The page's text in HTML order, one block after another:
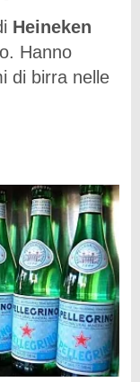
Heineken
Hanno
di birra nelle